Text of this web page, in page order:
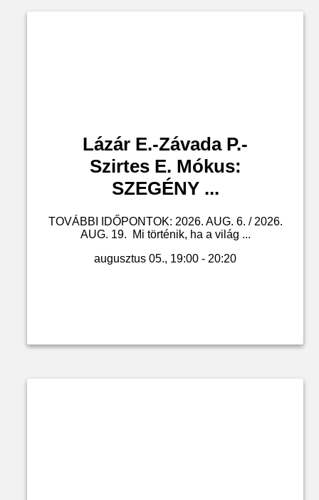
Lázár E.-Závada P.-
Szirtes E. Mókus:
SZEGÉNY ...
TOVÁBBI IDŐPONTOK: 2026. AUG. 6. / 2026.
AUG. 19. Mi történik, ha a világ ...
augusztus 05., 19:00 - 20:20